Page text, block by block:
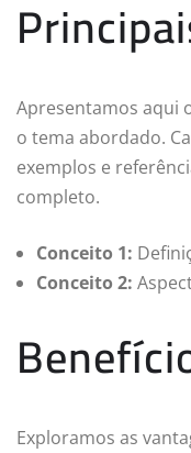
Apresentamos aqui
o tema abordado.
exemplos e
completo.
Conceito 1:
Conceito 2:
Exploramos as